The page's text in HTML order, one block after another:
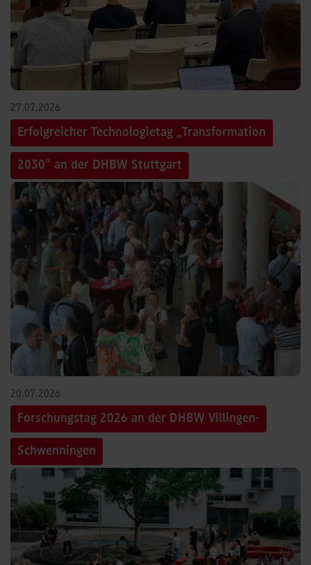
27.07.2026
Erfolgreicher Technologietag „Transformation
2030“ an der DHBW Stuttgart
20.07.2026
Forschungstag 2026 an der DHBW Villingen-
Schwenningen